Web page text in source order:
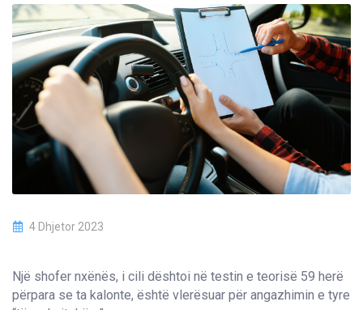
4 Dhjetor 2023
Një shofer nxënës, i cili dështoi në testin e teorisë 59 herë
përpara se ta kalonte, është vlerësuar për angazhimin e tyre